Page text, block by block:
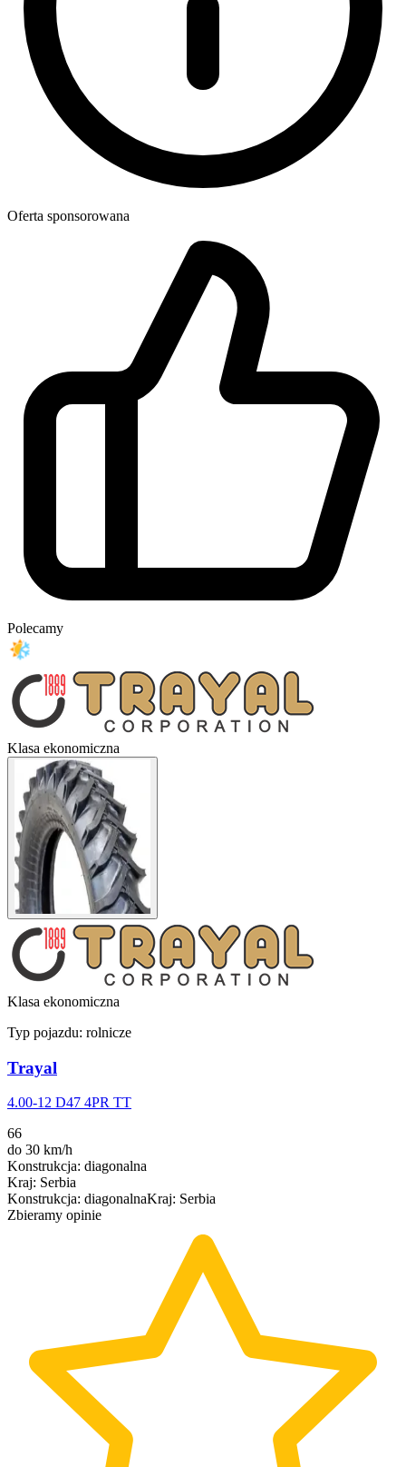
Oferta sponsorowana
Polecamy
Klasa ekonomiczna
Klasa ekonomiczna
Typ pojazdu: rolnicze
Trayal
4.00-12 D47 4PR TT
66
do 30 km/h
Konstrukcja: diagonalna
Kraj: Serbia
Konstrukcja: diagonalnaKraj: Serbia
Zbieramy opinie